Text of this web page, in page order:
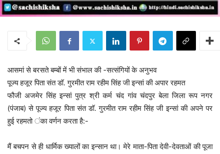
आसमां से बरसते बम्बों में भी संभाल की -सत्संगियों के अनुभव
पूज्य हजूर पिता संत डॉ. गुरमीत राम रहीम सिंह जी इन्सां की अपार रहमत
फौजी अजमेर सिंह इन्सां पुत्र श्री कर्म चंद गांव चंदपुर बेला जिला रूप नगर
(पंजाब) से पूज्य हजूर पिता संत डॉ. गुरमीत राम रहीम सिंह जी इन्सां की अपने पर
हुई रहमतो ंका वर्णन करता है:-
मैं बचपन से ही धार्मिक ख्यालों का इन्सान था। मेरे माता-पिता देवी-देवताओं की पूजा